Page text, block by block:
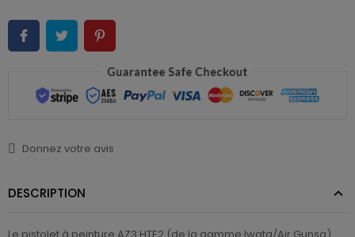
Donnez votre avis
DESCRIPTION